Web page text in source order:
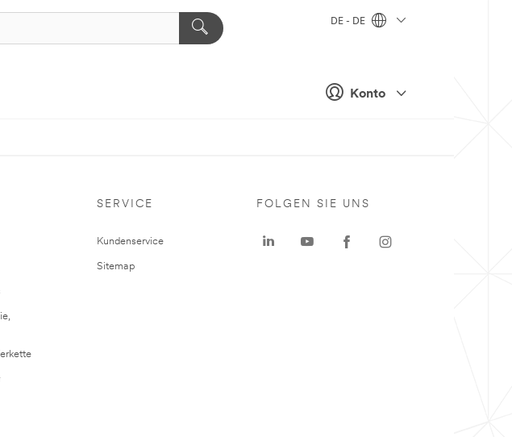
Konto
DE - DE
SERVICE
Kundenservice
Sitemap
FOLGEN SIE UNS